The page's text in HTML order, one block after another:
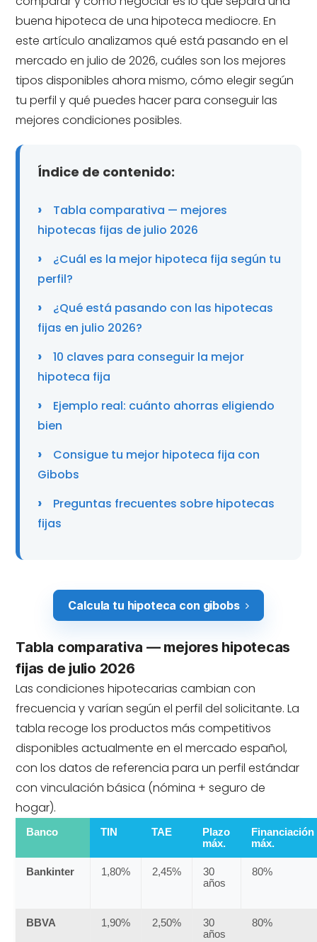
buena hipoteca de una hipoteca mediocre. En
este artículo analizamos qué está pasando en el
mercado en julio de 2026, cuáles son los mejores
tipos disponibles ahora mismo, cómo elegir según
tu perfil y qué puedes hacer para conseguir las
mejores condiciones posibles.
Índice de contenido:
Tabla comparativa — mejores
hipotecas fijas de julio 2026
¿Cuál es la mejor hipoteca fija según tu
perfil?
¿Qué está pasando con las hipotecas
fijas en julio 2026?
10 claves para conseguir la mejor
hipoteca fija
Ejemplo real: cuánto ahorras eligiendo
bien
Consigue tu mejor hipoteca fija con
Gibobs
Preguntas frecuentes sobre hipotecas
fijas
Calcula tu hipoteca con gibobs
Tabla comparativa — mejores hipotecas
fijas de julio 2026
Las condiciones hipotecarias cambian con
frecuencia y varían según el perfil del solicitante. La
tabla recoge los productos más competitivos
disponibles actualmente en el mercado español,
con los datos de referencia para un perfil estándar
con vinculación básica (nómina + seguro de
hogar).
Banco TIN TAE
Plazo
máx.
Financiación
máx.
Bankinter 1,80% 2,45%
30
años
80%
BBVA 1,90% 2,50%
30
años
80%